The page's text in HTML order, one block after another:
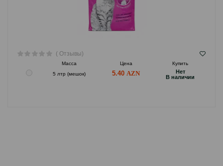
( Отзывы)
Масса Цена
Купить
5 лтр (мешок)
5.40
Hет
B наличии